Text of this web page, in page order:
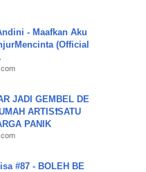
- Maafkan Aku
(Official
JADI GEMBEL DE
ARTIS❗SATU
PANIK
#87 - BOLEH BE